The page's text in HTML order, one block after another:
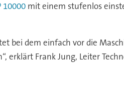
10000mit einem stufenlos
bei dem einfach vor die
erklärt Frank Jung, Leiter